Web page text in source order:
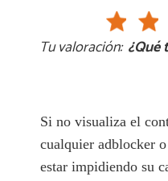
Tu valoración: ¿Qué
Si no visualiza el
cualquier adblocker
estar impidiendo su